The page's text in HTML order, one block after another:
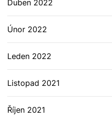
Duben 2022
Únor 2022
Leden 2022
Listopad 2021
Říjen 2021